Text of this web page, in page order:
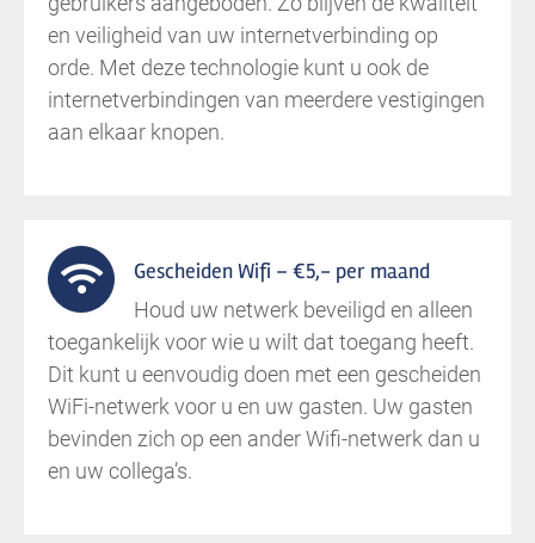
en veiligheid van uw internetverbinding op
orde. Met deze technologie kunt u ook de
internetverbindingen van meerdere vestigingen
aan elkaar knopen.
Gescheiden Wifi – €5,- per maand
Houd uw netwerk beveiligd en alleen
toegankelijk voor wie u wilt dat toegang heeft.
Dit kunt u eenvoudig doen met een gescheiden
WiFi-netwerk voor u en uw gasten. Uw gasten
bevinden zich op een ander Wifi-netwerk dan u
en uw collega’s.